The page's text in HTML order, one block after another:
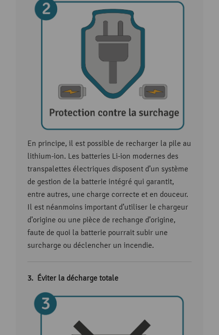
En principe, il est possible de recharger la pile au
lithium-ion. Les batteries Li-ion modernes des
transpalettes électriques disposent d’un système
de gestion de la batterie intégré qui garantit,
entre autres, une charge correcte et en douceur.
Il est néanmoins important d’utiliser le chargeur
d’origine ou une pièce de rechange d’origine,
faute de quoi la batterie pourrait subir une
surcharge ou déclencher un incendie.
Éviter la décharge totale